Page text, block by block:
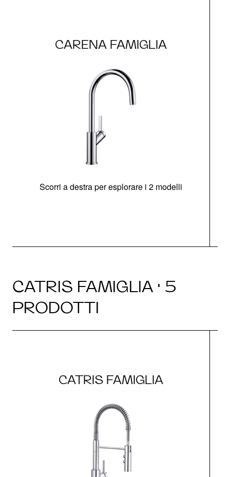
CARENA FAMIGLIA
Scorri a destra per esplorare i 2 modelli
CATRIS FAMIGLIA · 5
PRODOTTI
CATRIS FAMIGLIA